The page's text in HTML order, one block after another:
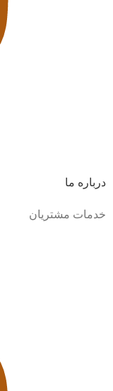
درباره ما
خدمات مشتریان